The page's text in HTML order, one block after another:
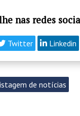
nas redes
Twitter Linkedin
de notícias